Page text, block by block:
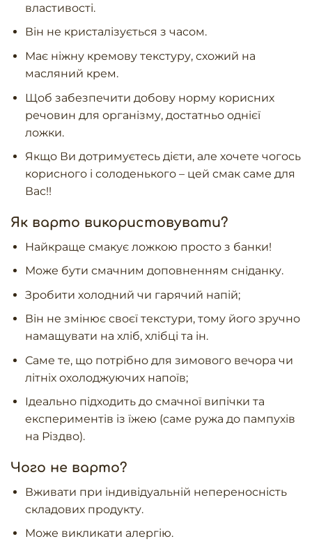
властивості.
Він не кристалізується з часом.
Має ніжну кремову текстуру, схожий на
масляний крем.
Щоб забезпечити добову норму корисних
речовин для організму, достатньо однієї
ложки.
Якщо Ви дотримуєтесь дієти, але хочете чогось
корисного і солоденького – цей смак саме для
Вас!!
Як варто використовувати?
Найкраще смакує ложкою просто з банки!
Може бути смачним доповненням сніданку.
Зробити холодний чи гарячий напій;
Він не змінює своєї текстури, тому його зручно
намащувати на хліб, хлібці та ін.
Саме те, що потрібно для зимового вечора чи
літніх охолоджуючих напоїв;
Ідеально підходить до смачної випічки та
експериментів із їжею (саме ружа до пампухів
на Різдво).
Чого не варто?
Вживати при індивідуальній непереносність
складових продукту.
Може викликати алергію.